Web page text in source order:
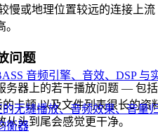
音频引擎、音效、DSP 与
的无缝播放、音频效果、音量
衡器
慢或地理位置较远的连接上流
问题
务器上的若干播放问题 — 包括
卡顿,以及文件列表很长的资
头到尾会感觉更干净。